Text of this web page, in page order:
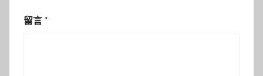
留言 *